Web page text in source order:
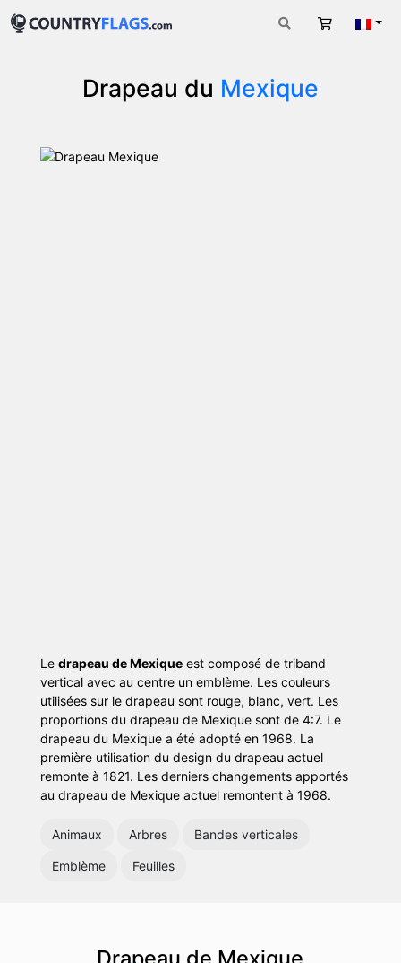
Panier
Drapeau du Mexique
Le drapeau de Mexiqueest composé de triband
vertical avec au centre un emblème. Les couleurs
utilisées sur le drapeau sont rouge, blanc, vert. Les
proportions du drapeau de Mexique sont de 4:7. Le
drapeau du Mexique a été adopté en 1968. La
première utilisation du design du drapeau actuel
remonte à 1821. Les derniers changements apportés
au drapeau de Mexique actuel remontent à 1968.
Animaux Arbres Bandes verticales
Emblème Feuilles
Drapeau de Mexique